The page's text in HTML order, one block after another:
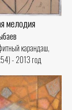
мелодия
карандаш,
- 2013 год